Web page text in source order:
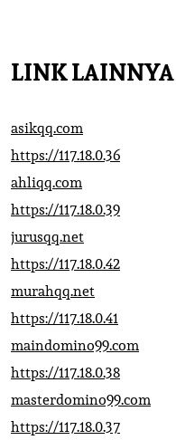
LINK LAINNYA
asikqq.com
https://117.18.0.36
ahliqq.com
https://117.18.0.39
jurusqq.net
https://117.18.0.42
murahqq.net
https://117.18.0.41
maindomino99.com
https://117.18.0.38
masterdomino99.com
https://117.18.0.37